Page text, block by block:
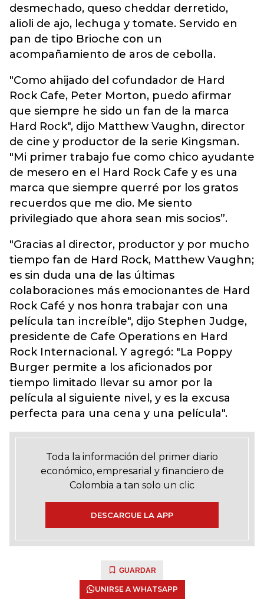
desmechado, queso cheddar derretido,
alioli de ajo, lechuga y tomate. Servido en
pan de tipo Brioche con un
acompañamiento de aros de cebolla.
"Como ahijado del cofundador de Hard
Rock Cafe, Peter Morton, puedo afirmar
que siempre he sido un fan de la marca
Hard Rock", dijo Matthew Vaughn, director
de cine y productor de la serie Kingsman.
"Mi primer trabajo fue como chico ayudante
de mesero en el Hard Rock Cafe y es una
marca que siempre querré por los gratos
recuerdos que me dio. Me siento
privilegiado que ahora sean mis socios”.
"Gracias al director, productor y por mucho
tiempo fan de Hard Rock, Matthew Vaughn;
es sin duda una de las últimas
colaboraciones más emocionantes de Hard
Rock Café y nos honra trabajar con una
película tan increíble", dijo Stephen Judge,
presidente de Cafe Operations en Hard
Rock Internacional. Y agregó: "La Poppy
Burger permite a los aficionados por
tiempo limitado llevar su amor por la
película al siguiente nivel, y es la excusa
perfecta para una cena y una película".
Toda la información del primer diario
económico, empresarial y financiero de
Colombia a tan solo un clic
DESCARGUE LA APP
GUARDAR
UNIRSE A WHATSAPP